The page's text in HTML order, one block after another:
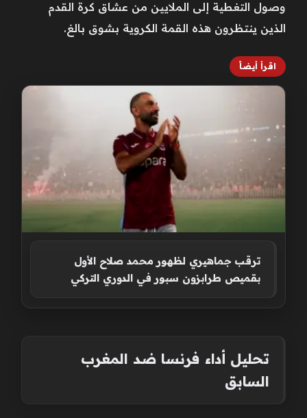
وصول التغطية إلى الملايين من عشاق كرة القدم
الذين ينتظرون هذه القمة الكروية بشوق بالغ.
اقرأ أيضاً
ترقب جماهيري لظهور محمد صلاح الأول
بقميص طرابزون سبور في الدوري التركي
تحليل أداء فرنسا ضد المغرب
السابق